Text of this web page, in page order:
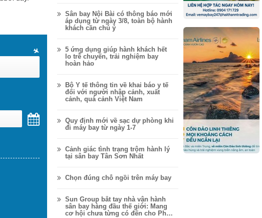
Sân bay Nội Bài có thông báo mới
áp dụng từ ngày 3/8, toàn bộ hành
khách cần chú ý
5 ứng dụng giúp hành khách hết
lo trễ chuyến, trải nghiệm bay
hoàn hảo
Bộ Y tế thông tin về khai báo y tế
đối với người nhập cảnh, xuất
cảnh, quá cảnh Việt Nam
Quy định mới về sạc dự phòng khi
đi máy bay từ ngày 1-7
Cảnh giác tình trạng trộm hành lý
tại sân bay Tân Sơn Nhất
Chọn đúng chỗ ngồi trên máy bay
Sun Group bắt tay nhà vận hành
sân bay hàng đầu thế giới: Mang
cơ hội chưa từng có đến cho Phú